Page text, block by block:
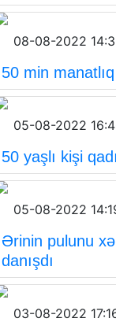
08-08-2022
50 min
05-08-2022
50 yaşlı kişi
05-08-2022
Ərinin pulunu
danışdı
03-08-2022